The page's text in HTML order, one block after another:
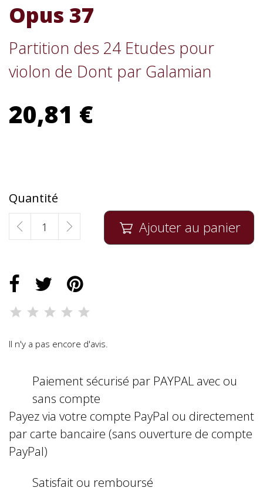
Opus 37
Partition des 24 Etudes pour
violon de Dont par Galamian
20,81 €
Quantité
 Ajouter au panier
Il n'y a pas encore d'avis.
Paiement sécurisé par PAYPAL avec ou
sans compte
Payez via votre compte PayPal ou directement
par carte bancaire (sans ouverture de compte
PayPal)
Satisfait ou remboursé